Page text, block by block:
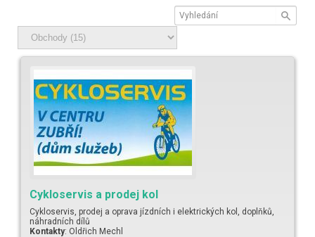
Cykloservis a prodej kol
Cykloservis, prodej a oprava jízdních i elektrických kol, doplňků,
náhradních dílů
Kontakty: Oldřich Mechl